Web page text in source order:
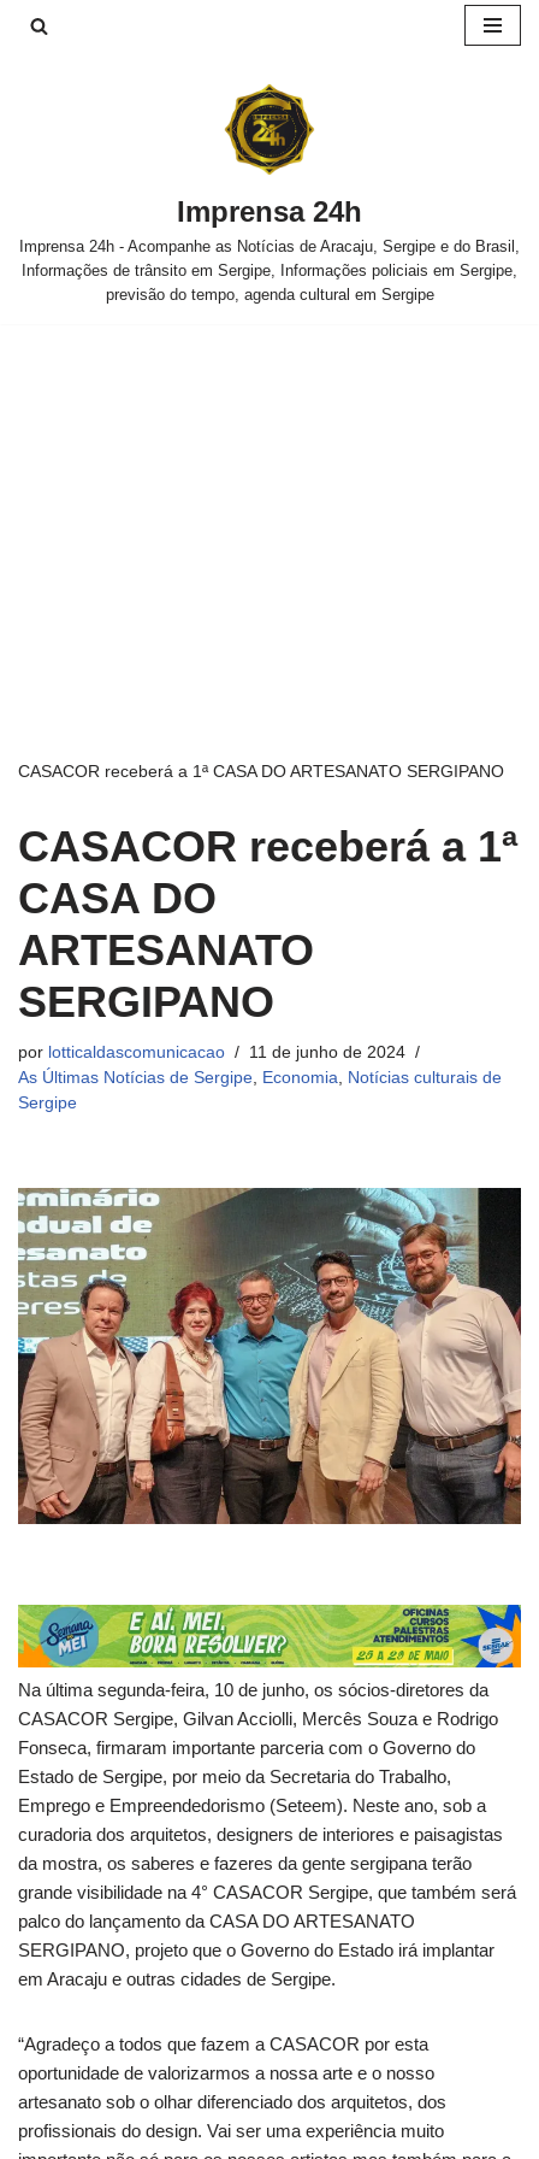
Imprensa 24h
Imprensa 24h - Acompanhe as Notícias de Aracaju, Sergipe e do Brasil,
Informações de trânsito em Sergipe, Informações policiais em Sergipe,
previsão do tempo, agenda cultural em Sergipe
CASACOR receberá a 1ª CASA DO ARTESANATO SERGIPANO
CASACOR receberá a 1ª
CASA DO
ARTESANATO
SERGIPANO
por lotticaldascomunicacao
11 de junho de 2024
As Últimas Notícias de Sergipe, Economia, Notícias culturais de
Sergipe
Na última segunda-feira, 10 de junho, os sócios-diretores da
CASACOR Sergipe, Gilvan Acciolli, Mercês Souza e Rodrigo
Fonseca, firmaram importante parceria com o Governo do
Estado de Sergipe, por meio da Secretaria do Trabalho,
Emprego e Empreendedorismo (Seteem). Neste ano, sob a
curadoria dos arquitetos, designers de interiores e paisagistas
da mostra, os saberes e fazeres da gente sergipana terão
grande visibilidade na 4° CASACOR Sergipe, que também será
palco do lançamento da CASA DO ARTESANATO
SERGIPANO, projeto que o Governo do Estado irá implantar
em Aracaju e outras cidades de Sergipe.
“Agradeço a todos que fazem a CASACOR por esta
oportunidade de valorizarmos a nossa arte e o nosso
artesanato sob o olhar diferenciado dos arquitetos, dos
profissionais do design. Vai ser uma experiência muito